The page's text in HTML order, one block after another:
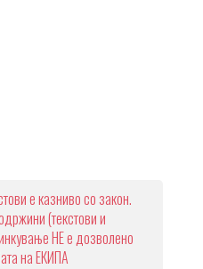
е казниво со закон.
(текстови и
НЕ е дозволено
на ЕКИПА